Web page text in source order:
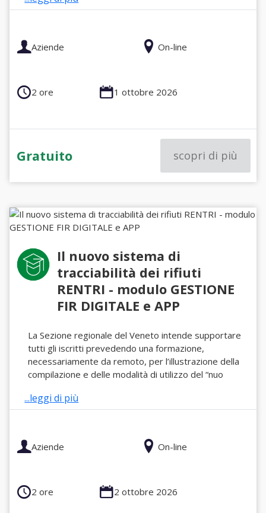
Aziende On-line
2 ore 1 ottobre 2026
Gratuito scopri di più
Il nuovo sistema di
tracciabilità dei rifiuti
RENTRI - modulo GESTIONE
FIR DIGITALE e APP
La Sezione regionale del Veneto intende supportare
tutti gli iscritti prevedendo una formazione,
necessariamente da remoto, per l’illustrazione della
compilazione e delle modalità di utilizzo del “nuo
...leggi di più
Aziende On-line
2 ore 2 ottobre 2026